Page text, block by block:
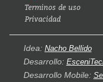
Terminos de uso
Privacidad
Idea: Nacho Bellido
Desarrollo:
Desarrollo Mobile: